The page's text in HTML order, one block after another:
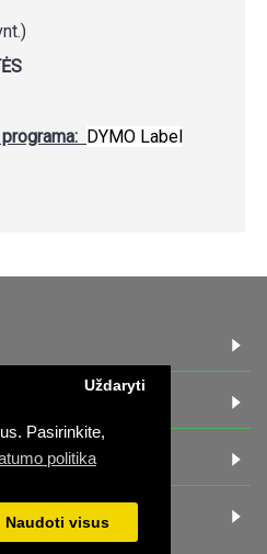
Pasirinkite,
politika
Uždaryti
Naudoti visus
DYMO Label